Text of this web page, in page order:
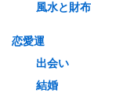
風水と財布
恋愛運
出会い
結婚